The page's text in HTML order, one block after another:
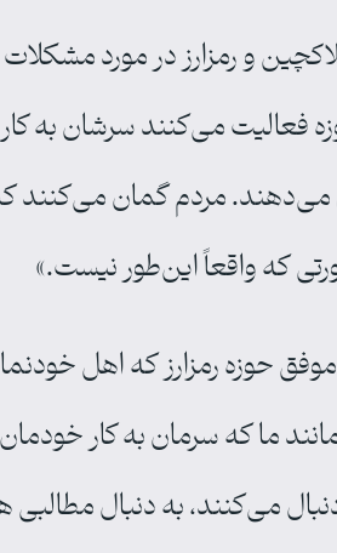
و رمزارز در مورد
فعالیت می‌کنند سرشان به
مردم گمان می‌کنند
که واقعاً این‌طور نیست.»
حوزه رمزارز که اهل
ما که سرمان به کار
دنبال می‌کنند، به دنبال